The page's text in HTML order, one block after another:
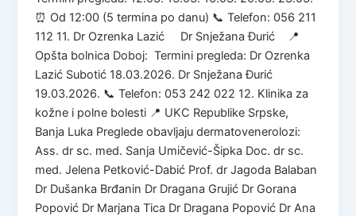
⏰ Od 12:00 (5 termina po danu) 📞 Telefon: 056 211
112 11. Dr Ozrenka Lazić Dr Snježana Đurić 📍
Opšta bolnica Doboj: Termini pregleda: Dr Ozrenka
Lazić Subotić 18.03.2026. Dr Snježana Đurić
19.03.2026. 📞 Telefon: 053 242 022 12. Klinika za
kožne i polne bolesti 📍 UKC Republike Srpske,
Banja Luka Preglede obavljaju dermatovenerolozi:
Ass. dr sc. med. Sanja Umičević-Šipka Doc. dr sc.
med. Jelena Petković-Dabić Prof. dr Jagoda Balaban
Dr Dušanka Brđanin Dr Dragana Grujić Dr Gorana
Popović Dr Marjana Tica Dr Dragana Popović Dr Ana